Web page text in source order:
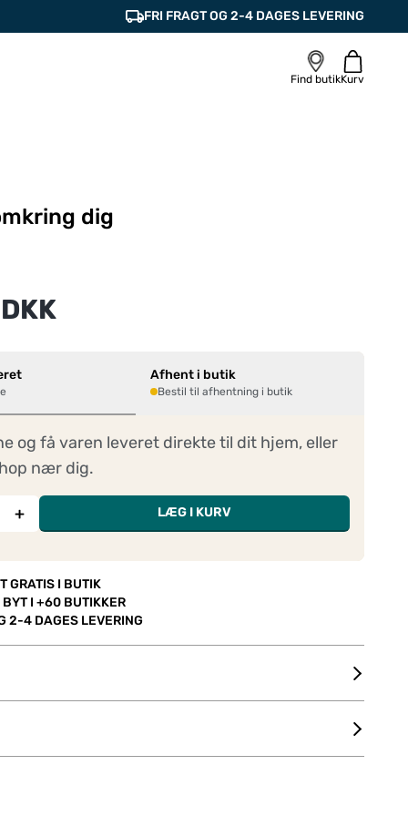
FRI FRAGT OG 2-4 DAGES LEVERING
Find butikKurv
dig
Afhent i butik
Bestil til afhentning i butik
og få varen leveret direkte til dit hjem, eller
nær dig.
+ LÆG I KURV
GRATIS I BUTIK
I +60 BUTIKKER
2-4 DAGES LEVERING